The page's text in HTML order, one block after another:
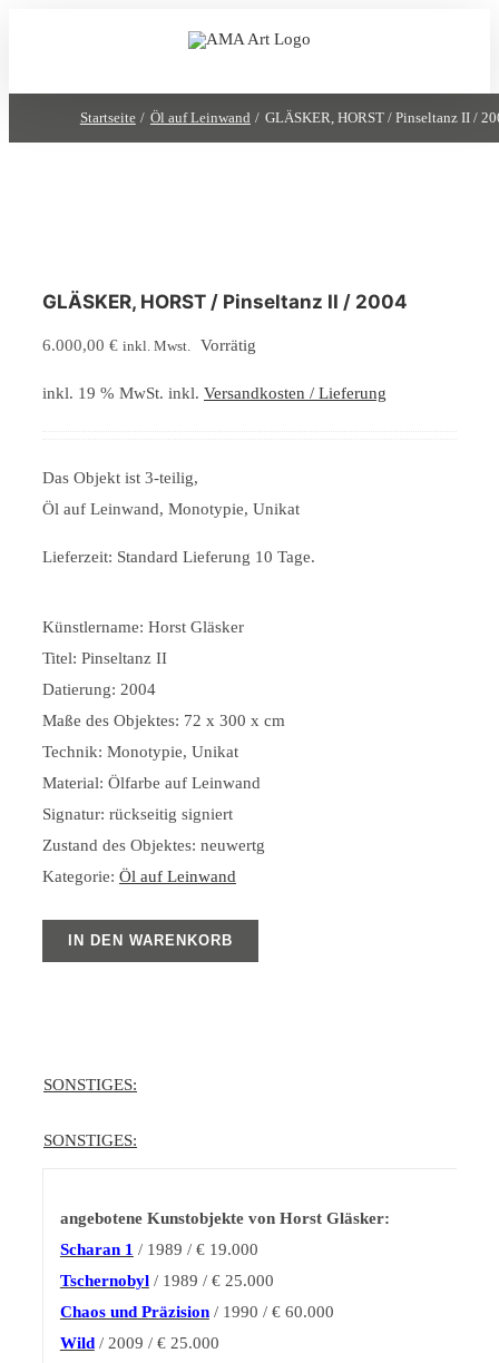
Startseite Öl auf Leinwand GLÄSKER, HORST / Pinseltanz II /
GLÄSKER, HORST / Pinseltanz II / 2004
6.000,00 € inkl. Mwst. Vorrätig
inkl. 19 % MwSt. inkl. Versandkosten / Lieferung
Das Objekt ist 3-teilig,
Öl auf Leinwand, Monotypie, Unikat
Lieferzeit: Standard Lieferung 10 Tage.
Künstlername: Horst Gläsker
Titel: Pinseltanz II
Datierung: 2004
Maße des Objektes: 72 x 300 x cm
Technik: Monotypie, Unikat
Material: Ölfarbe auf Leinwand
Signatur: rückseitig signiert
Zustand des Objektes: neuwertg
Kategorie: Öl auf Leinwand
IN DEN WARENKORB
SONSTIGES:
SONSTIGES:
angebotene Kunstobjekte von Horst Gläsker:
Scharan 1 / 1989 / € 19.000
Tschernobyl/ 1989 / € 25.000
Chaos und Präzision/ 1990 / € 60.000
Wild/ 2009 / € 25.000